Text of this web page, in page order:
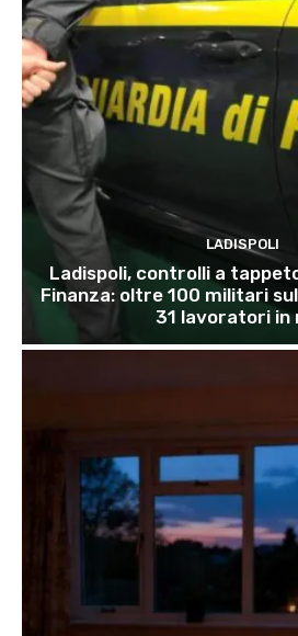
LADISPOLI
Ladispoli, controlli a
Finanza: oltre 100 militari
31 lavoratori in